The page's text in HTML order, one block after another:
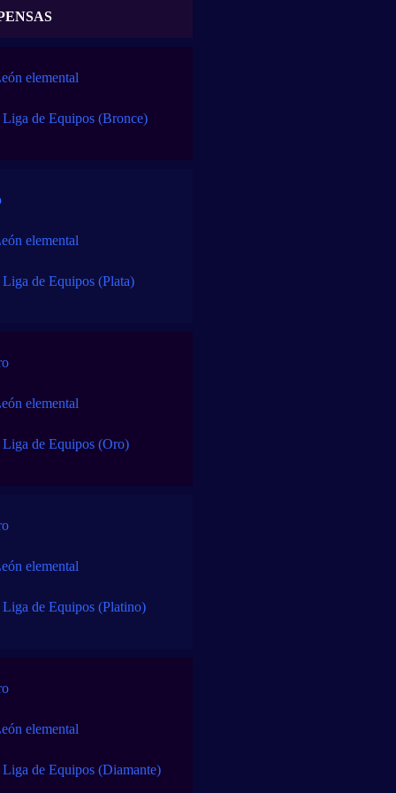
elemental
Liga de Equipos (Bronce)
elemental
de Equipos (Plata)
elemental
Liga de Equipos (Oro)
elemental
Liga de Equipos (Platino)
elemental
Liga de Equipos (Diamante)